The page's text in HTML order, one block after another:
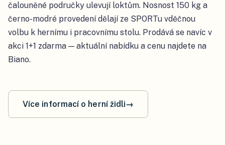
čalouněné područky ulevují loktům. Nosnost 150 kg a
černo-modré provedení dělají ze SPORTu vděčnou
volbu k hernímu i pracovnímu stolu. Prodává se navíc v
akci 1+1 zdarma — aktuální nabídku a cenu najdete na
Biano.
Více informací o herní židli→